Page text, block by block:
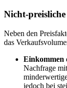
Nicht-
Neben den
das
Einkommen
Nachfrage
jedoch bei